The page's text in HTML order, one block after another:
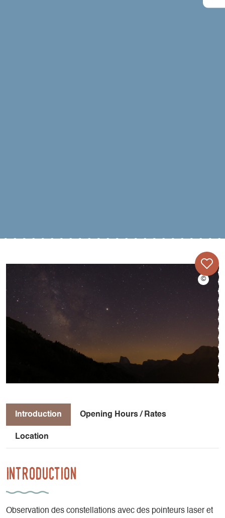
Introduction Opening Hours / Rates
Location
Introduction
Observation des constellations avec des pointeurs laser et